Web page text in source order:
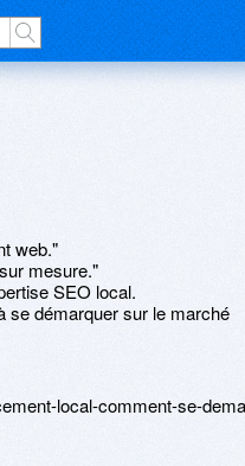
web."
mesure."
SEO local.
se démarquer sur le marché
local-comment-se-